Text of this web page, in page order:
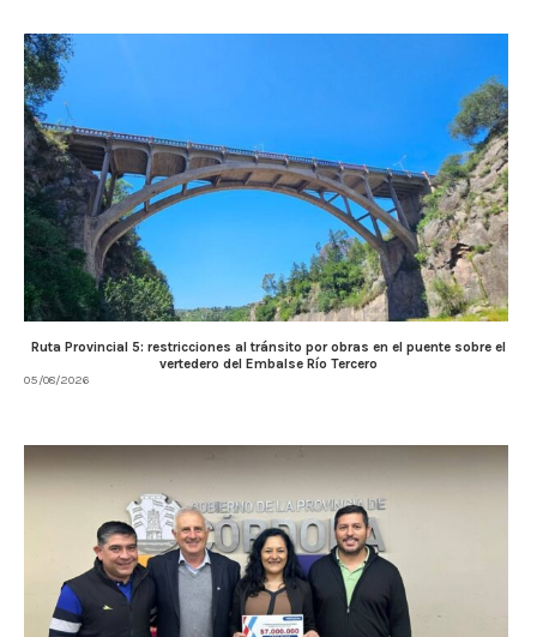
Ruta Provincial 5: restricciones al tránsito por obras en el puente sobre el
vertedero del Embalse Río Tercero
05/08/2026